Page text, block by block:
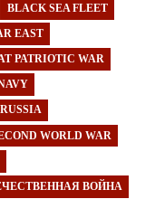
BLACK SEA FLEET
EAST
PATRIOTIC WAR
RUSSIA
WORLD WAR
ВОЙНА